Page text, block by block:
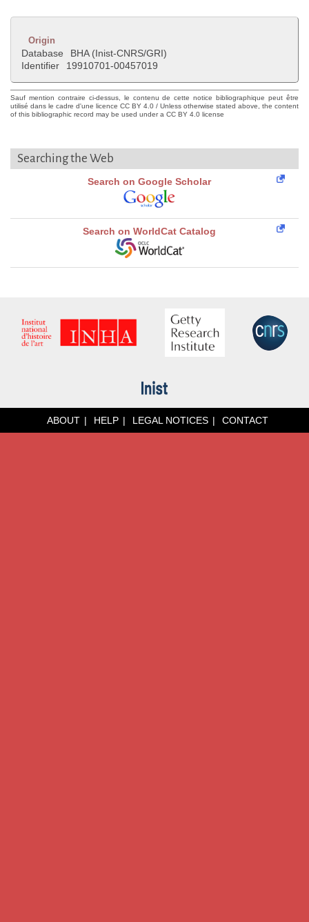
Origin
Database
BHA (Inist-CNRS/GRI)
Identifier
19910701-00457019
Sauf mention contraire ci-dessus, le contenu de cette notice bibliographique peut être
utilisé dans le cadre d'une licence CC BY 4.0 / Unless otherwise stated above, the content
of this bibliographic record may be used under a CC BY 4.0 license
Searching the Web
Search on Google Scholar
Search on WorldCat Catalog
ABOUT HELP LEGAL NOTICES CONTACT